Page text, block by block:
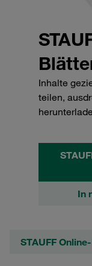
Inhalte
teilen,
In
STAUFF